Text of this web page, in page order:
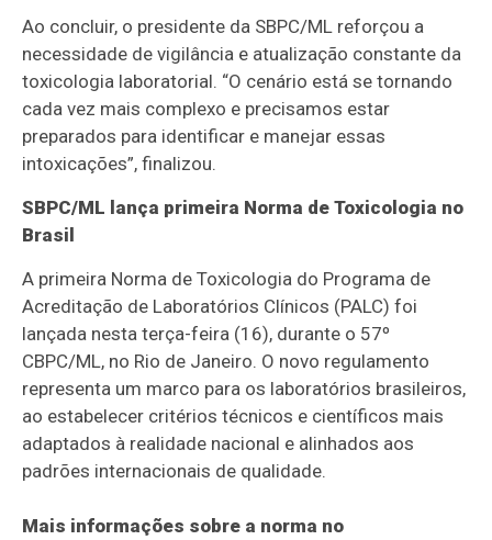
Ao concluir, o presidente da SBPC/ML reforçou a
necessidade de vigilância e atualização constante da
toxicologia laboratorial. “O cenário está se tornando
cada vez mais complexo e precisamos estar
preparados para identificar e manejar essas
intoxicações”, finalizou.
SBPC/ML lança primeira Norma de Toxicologia no
Brasil
A primeira Norma de Toxicologia do Programa de
Acreditação de Laboratórios Clínicos (PALC) foi
lançada nesta terça-feira (16), durante o 57º
CBPC/ML, no Rio de Janeiro. O novo regulamento
representa um marco para os laboratórios brasileiros,
ao estabelecer critérios técnicos e científicos mais
adaptados à realidade nacional e alinhados aos
padrões internacionais de qualidade.
Mais informações sobre a norma no